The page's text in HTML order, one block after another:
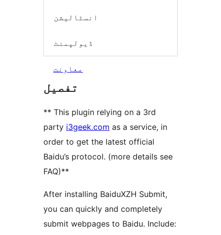
انسٹالیشن
ڈیولپمنٹ
معاونت
تفصیل
** This plugin relying on a 3rd
party i3geek.com as a service, in
order to get the latest official
Baidu’s protocol. (more details see
FAQ)**
After installing BaiduXZH Submit,
you can quickly and completely
submit webpages to Baidu. Include: